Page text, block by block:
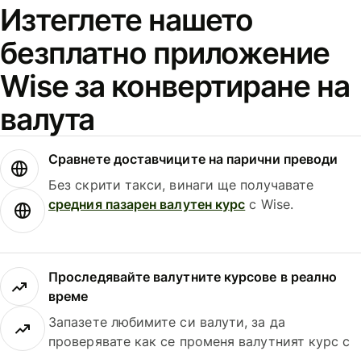
Изтеглете нашето
безплатно приложение
Wise за конвертиране на
валута
Сравнете доставчиците на парични преводи
Без скрити такси, винаги ще получавате
средния пазарен валутен курс с Wise.
Проследявайте валутните курсове в реално
време
Запазете любимите си валути, за да
проверявате как се променя валутният курс с